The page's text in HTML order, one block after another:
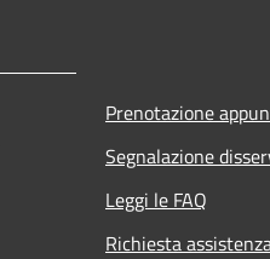
Prenotazione
Segnalazione
Leggi le FAQ
Richiesta